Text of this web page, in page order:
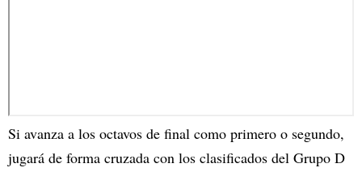
Si avanza a los octavos de final como primero o segundo,
jugará de forma cruzada con los clasificados del Grupo D